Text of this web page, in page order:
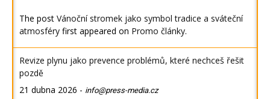
The post Vánoční stromek jako symbol tradice a sváteční
atmosféry first appeared on Promo články.
Revize plynu jako prevence problémů, které nechceš řešit
pozdě
21 dubna 2026 - info@press-media.cz